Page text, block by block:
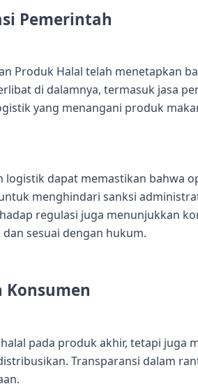
Pemerintah
Produk Halal telah menetapkan
di dalamnya, termasuk jasa
yang menangani produk
dapat memastikan bahwa
menghindari sanksi
regulasi juga menunjukkan
sesuai dengan hukum.
pada produk akhir, tetapi juga
Transparansi dalam